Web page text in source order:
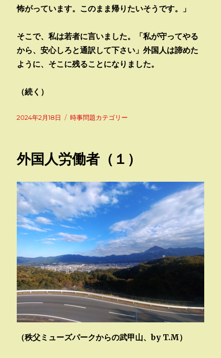
怖がっています。このまま帰りたいそうです。」
そこで、私は若者に言いました。「私が守ってやる
から、安心しろと通訳して下さい」外国人は諦めた
ように、そこに残ることになりました。
（続く）
投
2024年2月18日
カ
ー
時事問題カテゴリー
外国人労働者（１）
（秩父ミューズパークからの武甲山、by T.M）